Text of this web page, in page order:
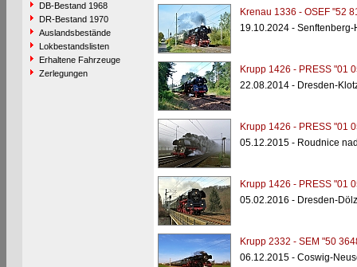
DB-Bestand 1968
DR-Bestand 1970
Auslandsbestände
Lokbestandslisten
Erhaltene Fahrzeuge
Zerlegungen
Krenau 1336 - OSEF "52
19.10.2024 - Senftenberg-
Krupp 1426 - PRESS "01
22.08.2014 - Dresden-
Krupp 1426 - PRESS "01
05.12.2015 - Roudnice
Krupp 1426 - PRESS "01
05.02.2016 - Dresden-
Krupp 2332 - SEM "50
06.12.2015 - Coswig-